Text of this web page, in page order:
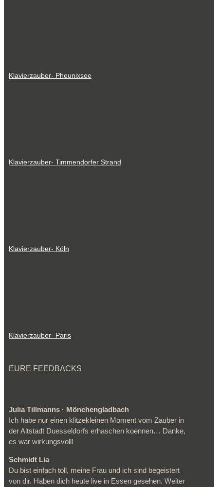
Klavierzauber- Pheunixsee
Klavierzauber- Timmendorfer Strand
Klavierzauber- Köln
Klavierzauber- Paris
EURE FEEDBACKS
Julia Tillmanns · Mönchengladbach
Ich habe nur einen klitzekleinen Moment vom Zauber in
der Altstadt Duesseldorfs erhaschen koennen… Danke,
es war wirkungsvoll!
Schmidt Lia
Du bist einfach toll, meine Frau und ich sind begeistert
von dir. Haben dich heute live in Essen gesehen. Weiter